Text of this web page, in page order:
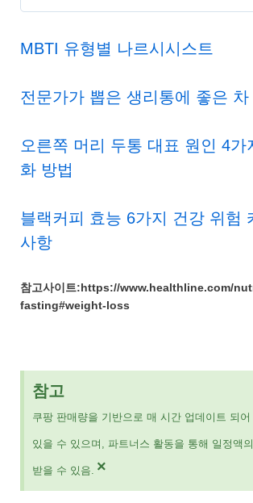
MBTI 유형별 나르시시스트
전문가가 뽑은 생리통에 좋은 차
오른쪽 머리 두통 대표 원인 4가
화 방법
블랙커피 효능 6가지 건강 위험
사항
참고사이트:https://www.healthline.com/
fasting#weight-loss
참고
쿠팡 판매량을 기반으로 매 시간 업데이트 되어
있을 수 있으며, 파트너스 활동을 통해 일정액
받을 수 있음. ×